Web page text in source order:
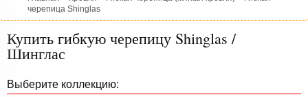
черепица Shinglas
Купить гибкую черепицу Shinglas /
Шинглас
Выберите коллекцию: